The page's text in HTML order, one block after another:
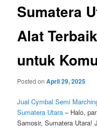
Sumatera
Alat
untuk
Posted onApril 29, 2025
Jual Cymbal Semi
Sumatera Utara – Halo,
Samosir, Sumatera Utara!